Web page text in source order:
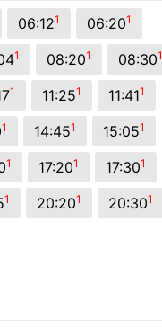
06:121 06:201
1 08:201 08:301
1 11:251 11:411
1 14:451 15:051
1 17:201 17:301
1 20:201 20:301